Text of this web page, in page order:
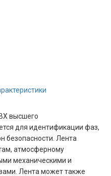
высшего
для идентификации фаз,
безопасности. Лента
атмосферному
механическими и
Лента может также